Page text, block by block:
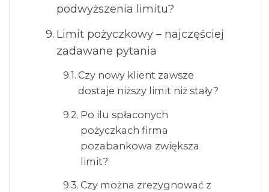
podwyższenia limitu?
Limit pożyczkowy – najczęściej
zadawane pytania
Czy nowy klient zawsze
dostaje niższy limit niż stały?
Po ilu spłaconych
pożyczkach firma
pozabankowa zwiększa
limit?
Czy można zrezygnować z